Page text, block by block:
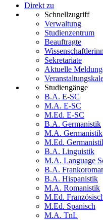
Direkt zu
Schnellzugriff
Verwaltung
Studienzentrum
Beauftragte
Sekretariate
Aktuelle
Studiengänge
B.A. E-SC
M.A. E-SC
M.Ed. E-SC
B.A. Germanistik
M.A. Germanistik
M.Ed.
B.A. Linguistik
M.A. Language
B.A.
B.A. Hispanistik
M.A. Romanistik
M.Ed.
M.Ed. Spanisch
M.A. TnL